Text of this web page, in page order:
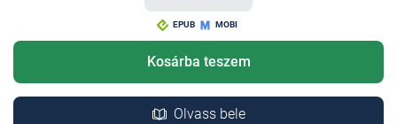
EPUB MOBI
Kosárba teszem
Olvass bele